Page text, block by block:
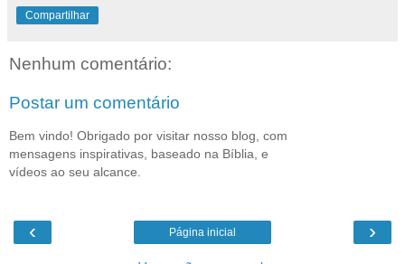
Compartilhar
Nenhum comentário:
Postar um comentário
Bem vindo! Obrigado por visitar nosso blog, com
mensagens inspirativas, baseado na Bíblia, e
vídeos ao seu alcance.
‹ ›
Página inicial